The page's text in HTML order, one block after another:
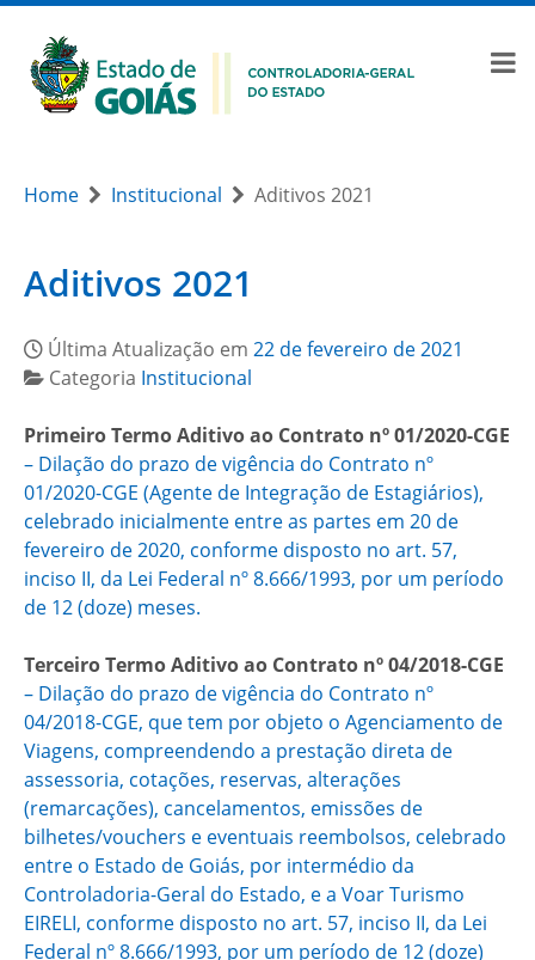
Home Institucional Aditivos 2021
Aditivos 2021
Última Atualização em 22 de fevereiro de 2021
Categoria Institucional
Primeiro Termo Aditivo ao Contrato nº 01/2020-CGE
– Dilação do prazo de vigência do Contrato nº
01/2020-CGE (Agente de Integração de Estagiários),
celebrado inicialmente entre as partes em 20 de
fevereiro de 2020, conforme disposto no art. 57,
inciso II, da Lei Federal nº 8.666/1993, por um período
de 12 (doze) meses.
Terceiro Termo Aditivo ao Contrato nº 04/2018-CGE
– Dilação do prazo de vigência do Contrato nº
04/2018-CGE, que tem por objeto o Agenciamento de
Viagens, compreendendo a prestação direta de
assessoria, cotações, reservas, alterações
(remarcações), cancelamentos, emissões de
bilhetes/vouchers e eventuais reembolsos, celebrado
entre o Estado de Goiás, por intermédio da
Controladoria-Geral do Estado, e a Voar Turismo
EIRELI, conforme disposto no art. 57, inciso II, da Lei
Federal nº 8.666/1993, por um período de 12 (doze)